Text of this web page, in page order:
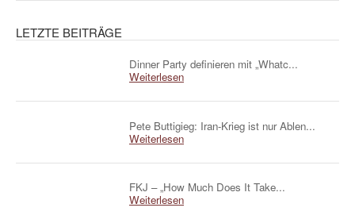
LETZTE BEITRÄGE
Dinner Party definieren mit „Whatc...
Weiterlesen
Pete Buttigieg: Iran-Krieg ist nur Ablen...
Weiterlesen
FKJ – „How Much Does It Take...
Weiterlesen